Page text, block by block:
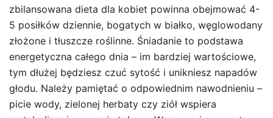
zbilansowana dieta dla kobiet powinna obejmować 4-
5 posiłków dziennie, bogatych w białko, węglowodany
złożone i tłuszcze roślinne. Śniadanie to podstawa
energetyczna całego dnia – im bardziej wartościowe,
tym dłużej będziesz czuć sytość i unikniesz napadów
głodu. Należy pamiętać o odpowiednim nawodnieniu –
picie wody, zielonej herbaty czy ziół wspiera